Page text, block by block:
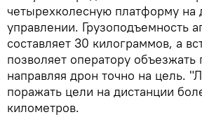
четырехколесную платформу на
управлении. Грузоподъемность
составляет 30 килограммов, а
позволяет оператору объезжать
направляя дрон точно на цель.
поражать цели на дистанции
километров.